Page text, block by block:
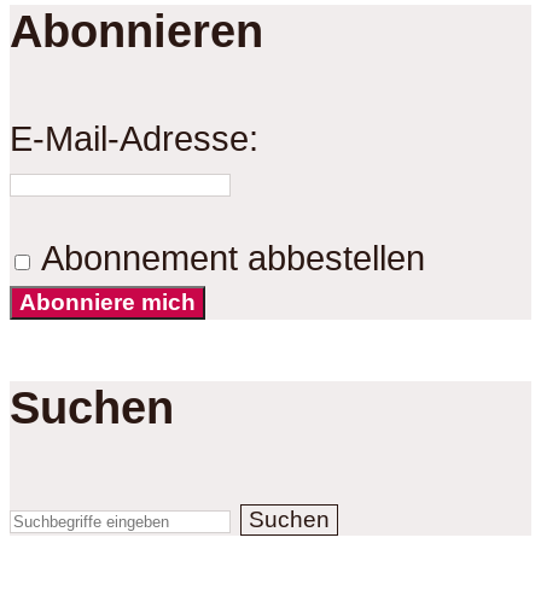
Abonnieren
E-Mail-Adresse:
Abonnement abbestellen
Abonniere mich
Suchen
Suchen